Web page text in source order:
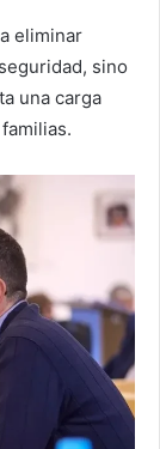
eliminar
sino
una carga